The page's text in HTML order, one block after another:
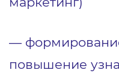
―
повышение